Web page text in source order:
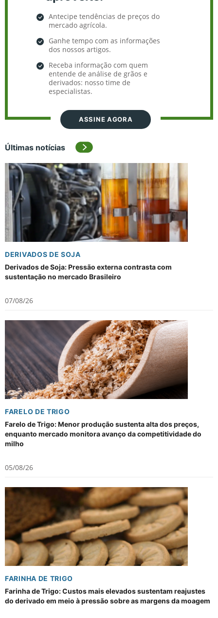
Antecipe tendências de preços do
mercado agrícola.
Ganhe tempo com as informações
dos nossos artigos.
Receba informação com quem
entende de análise de grãos e
derivados: nosso time de
especialistas.
ASSINE AGORA
Últimas notícias
DERIVADOS DE SOJA
Derivados de Soja: Pressão externa contrasta com
sustentação no mercado Brasileiro
07/08/26
FARELO DE TRIGO
Farelo de Trigo: Menor produção sustenta alta dos preços,
enquanto mercado monitora avanço da competitividade do
milho
05/08/26
FARINHA DE TRIGO
Farinha de Trigo: Custos mais elevados sustentam reajustes
do derivado em meio à pressão sobre as margens da moagem